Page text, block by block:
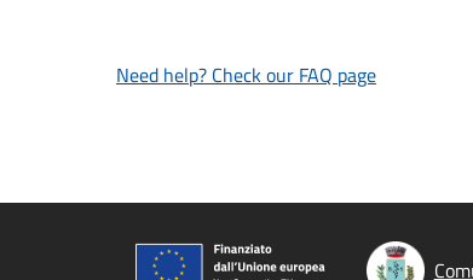
Need help? Check our FAQ page